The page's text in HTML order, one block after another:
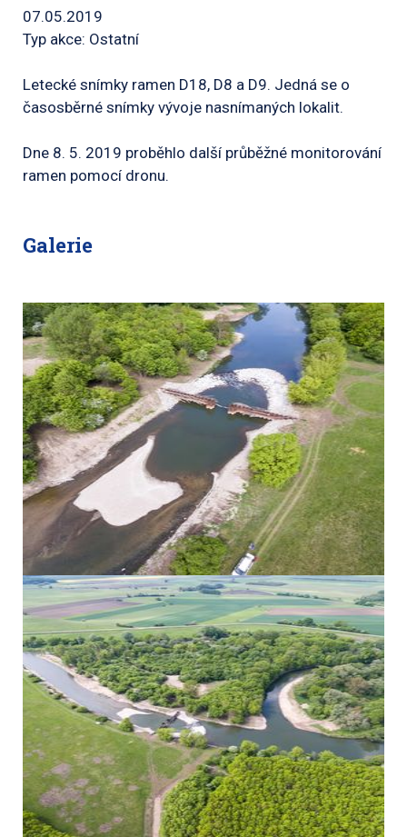
07.05.2019
Typ akce: Ostatní
Letecké snímky ramen D18, D8 a D9. Jedná se o
časosběrné snímky vývoje nasnímaných lokalit.
Dne 8. 5. 2019 proběhlo další průběžné monitorování
ramen pomocí dronu.
Galerie